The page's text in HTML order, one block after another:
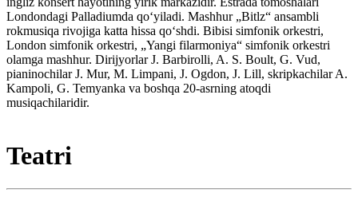
Londondagi Palladiumda qoʻyiladi. Mashhur „Bitlz“ ansambli
rokmusiqa rivojiga katta hissa qoʻshdi. Bibisi simfonik orkestri,
London simfonik orkestri, „Yangi filarmoniya“ simfonik orkestri
olamga mashhur. Dirijyorlar J. Barbirolli, A. S. Boult, G. Vud,
pianinochilar J. Mur, M. Limpani, J. Ogdon, J. Lill, skripkachilar A.
Kampoli, G. Temyanka va boshqa 20-asrning atoqdi
musiqachilaridir.
Teatri